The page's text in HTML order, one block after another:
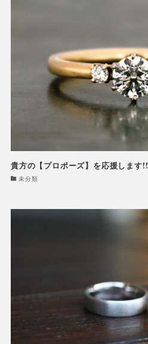
貴方の【プロポーズ】を応援します!!
未分類